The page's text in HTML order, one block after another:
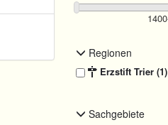
Regionen
Erzstift Trier (1)
Sachgebiete